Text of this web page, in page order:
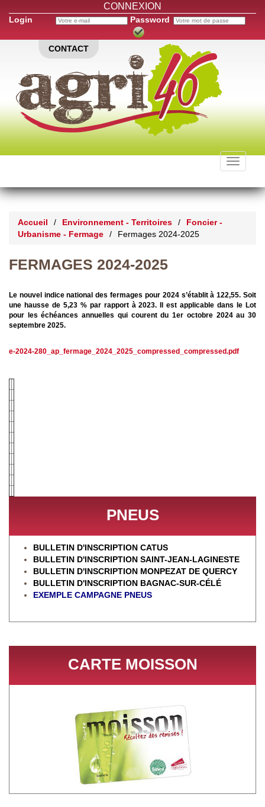
CONNEXION
Login Password
CONTACT
Toggle
Accueil / Environnement - Territoires /
Foncier -
Urbanisme - Fermage
/ Fermages 2024-2025
FERMAGES 2024-2025
Le nouvel indice national des fermages pour 2024 s’établit à 122,55. Soit
une hausse de 5,23 % par rapport à 2023. Il est applicable dans le Lot
pour les échéances annuelles qui courent du 1er octobre 2024 au 30
septembre 2025.
e-2024-280_ap_fermage_2024_2025_compressed_compressed.pdf
PNEUS
BULLETIN D'INSCRIPTION CATUS
BULLETIN D'INSCRIPTION SAINT-JEAN-LAGINESTE
BULLETIN D'INSCRIPTION MONPEZAT DE QUERCY
BULLETIN D'INSCRIPTION BAGNAC-SUR-CÉLÉ
EXEMPLE CAMPAGNE PNEUS
CARTE MOISSON